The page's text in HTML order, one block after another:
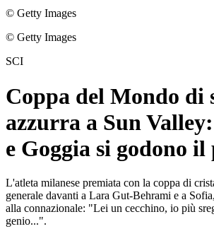
© Getty Images
© Getty Images
SCI
Coppa del Mondo di
azzurra a Sun
e Goggia si godono il
L'atleta milanese premiata con la coppa di
generale davanti a Lara Gut-Behrami e a
alla connazionale: "Lei un cecchino, io più
genio...".